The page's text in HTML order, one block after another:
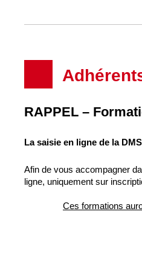
RAPPEL –
La saisie en ligne de la
Afin de vous accompagner
ligne, uniquement sur
Ces formations